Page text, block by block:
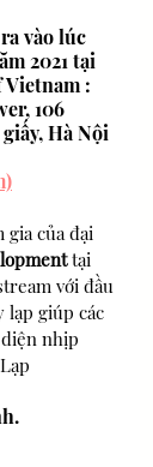
vào lúc
2021 tại
Vietnam :
106
Hà Nội
gia của đại
tại
với đầu
lạp giúp các
nhịp